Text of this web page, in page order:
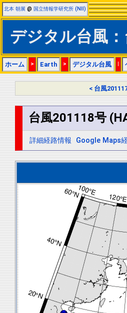
北本 朝展 @ 国立情報学研究所 (NII)
デジタル台風
ホーム > Earth > デジタル台風 |
< 台風
台風201118号
詳細経路情報 Google Maps